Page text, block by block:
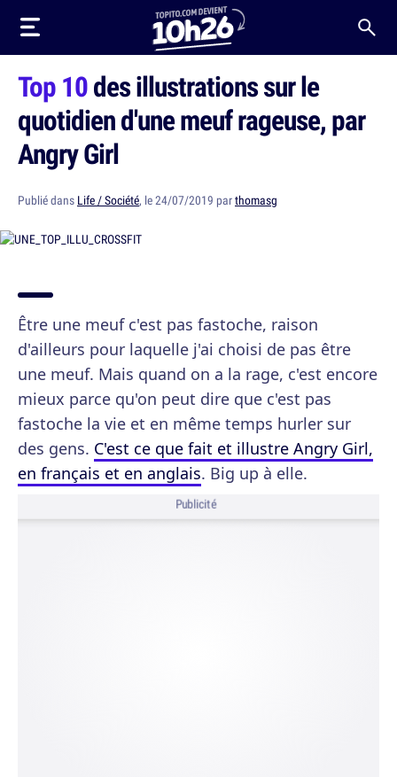
Top 10des illustrations sur le
quotidien d'une meuf rageuse, par
Angry Girl
Publié dans Life / Société, le 24/07/2019 parthomasg
Être une meuf c'est pas fastoche, raison
d'ailleurs pour laquelle j'ai choisi de pas être
une meuf. Mais quand on a la rage, c'est encore
mieux parce qu'on peut dire que c'est pas
fastoche la vie et en même temps hurler sur
des gens. C'est ce que fait et illustre Angry Girl,
en français et en anglais. Big up à elle.
Publicité